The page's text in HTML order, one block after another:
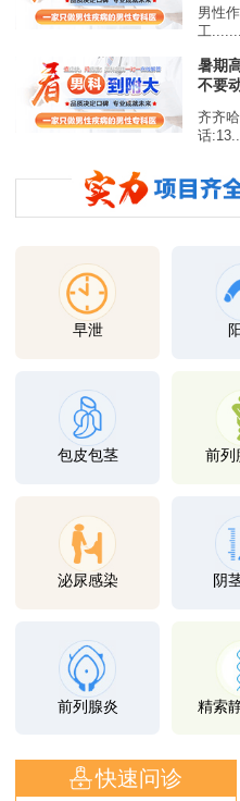
男性
工
暑期
不要
齐齐
话
早泄
包皮包茎 前列
泌尿感染 阴
前列腺炎 精索
快速问诊